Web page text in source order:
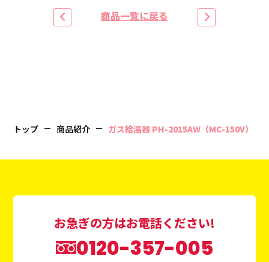
商品一覧に戻る
トップ 商品紹介 ガス給湯器 PH-2015AW（MC-150V）
お急ぎの方はお電話ください!
0120-357-005